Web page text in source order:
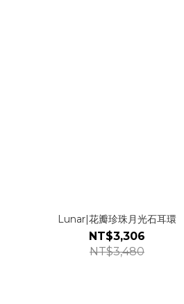
Lunar|花瓣珍珠月光石耳環
NT$3,306
NT$3,480